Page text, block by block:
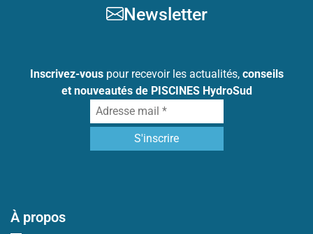
Newsletter
Inscrivez-vouspour recevoir les actualités, conseils
et nouveautés de PISCINES HydroSud
À propos